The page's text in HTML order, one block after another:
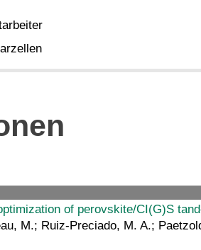
of perovskite/CI(G)S
M.; Ruiz-Preciado, M. A.;